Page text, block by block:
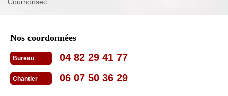
Nos coordonnées
Bureau 04 82 29 41 77
Chantier 06 07 50 36 29